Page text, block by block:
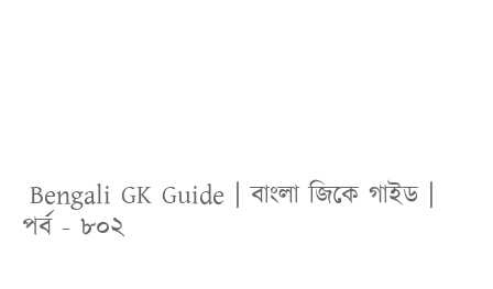
Bengali GK Guide | বাংলা জিকে গাইড |
পর্ব - ৮০২